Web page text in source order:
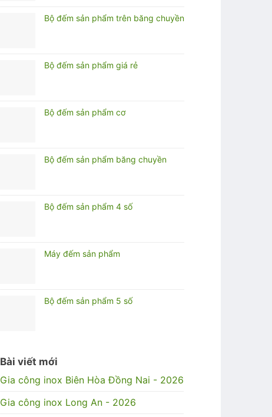
Bộ đếm sản phẩm trên băng chuyền
Bộ đếm sản phẩm giá rẻ
Bộ đếm sản phẩm cơ
Bộ đếm sản phẩm băng chuyền
Bộ đếm sản phẩm 4 số
Máy đếm sản phẩm
Bộ đếm sản phẩm 5 số
Bài viết mới
Gia công inox Biên Hòa Đồng Nai - 2026
Gia công inox Long An - 2026